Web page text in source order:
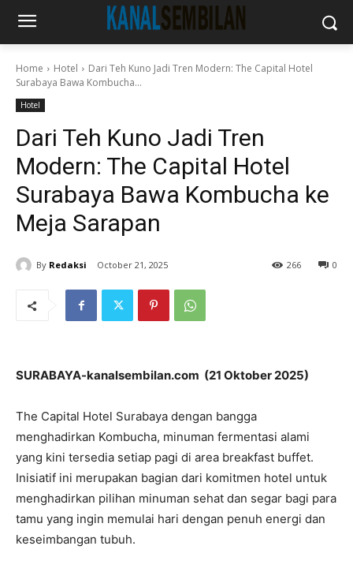
Home Hotel
Dari Teh Kuno Jadi Tren Modern: The Capital Hotel
Surabaya Bawa Kombucha...
Hotel
Dari Teh Kuno Jadi Tren
Modern: The Capital Hotel
Surabaya Bawa Kombucha ke
Meja Sarapan
By Redaksi October 21, 2025 0
266
SURABAYA-kanalsembilan.com (21 Oktober 2025)
The Capital Hotel Surabaya dengan bangga
menghadirkan Kombucha, minuman fermentasi alami
yang kini tersedia setiap pagi di area breakfast buffet.
Inisiatif ini merupakan bagian dari komitmen hotel untuk
menghadirkan pilihan minuman sehat dan segar bagi para
tamu yang ingin memulai hari dengan penuh energi dan
keseimbangan tubuh.